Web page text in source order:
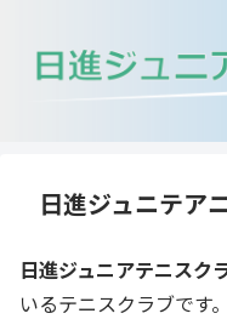
日進ジュニテア
日進ジュニアテニスク
いるテニスクラブです。